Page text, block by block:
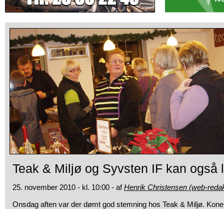
Teak & Miljø og Syvsten IF kan også
25. november 2010 - kl. 10:00 - afHenrik Christensen (web-
Onsdag aften var der dømt god stemning hos Teak & Miljø.